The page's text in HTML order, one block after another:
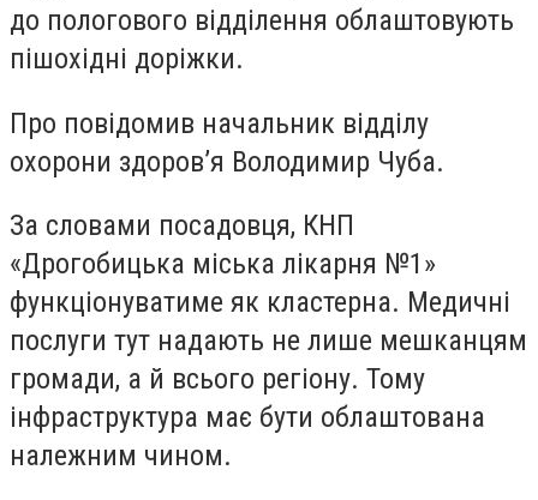
до пологового відділення облаштовують
пішохідні доріжки.
Про повідомив начальник відділу
охорони здоров’я Володимир Чуба.
За словами посадовця, КНП
«Дрогобицька міська лікарня №1»
функціонуватиме як кластерна. Медичні
послуги тут надають не лише мешканцям
громади, а й всього регіону. Тому
інфраструктура має бути облаштована
належним чином.